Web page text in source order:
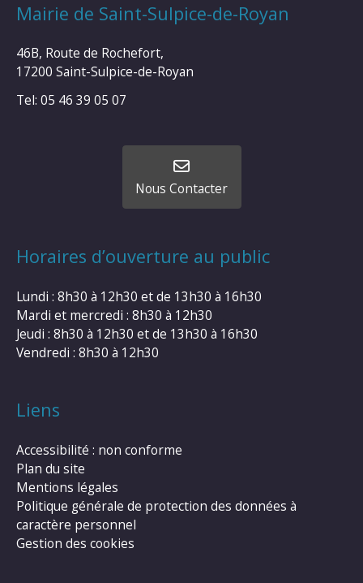
Mairie de Saint-Sulpice-de-Royan
46B, Route de Rochefort,
17200 Saint-Sulpice-de-Royan
Tel: 05 46 39 05 07
Nous Contacter
Horaires d’ouverture au public
Lundi : 8h30 à 12h30 et de 13h30 à 16h30
Mardi et mercredi : 8h30 à 12h30
Jeudi : 8h30 à 12h30 et de 13h30 à 16h30
Vendredi : 8h30 à 12h30
Liens
Accessibilité : non conforme
Plan du site
Mentions légales
Politique générale de protection des données à
caractère personnel
Gestion des cookies